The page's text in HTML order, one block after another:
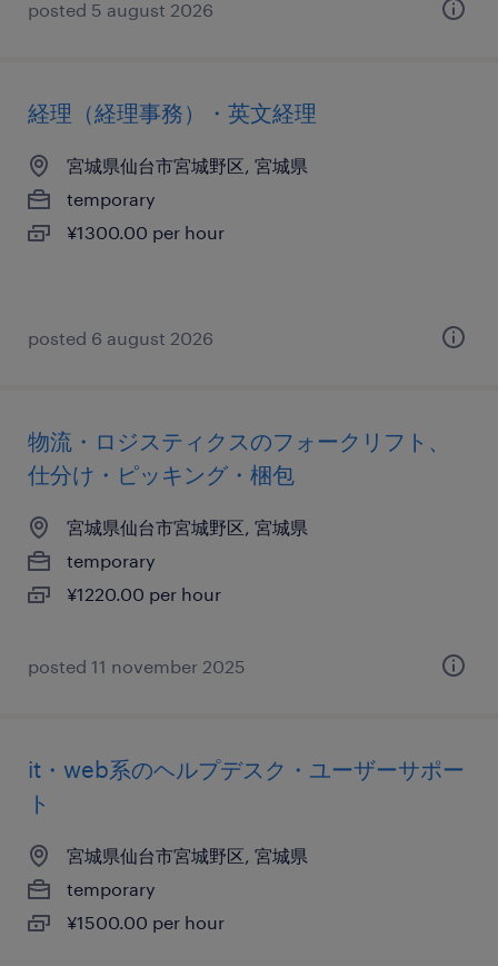
posted 5 august 2026
経理（経理事務）・英文経理
宮城県仙台市宮城野区, 宮城県
temporary
¥1300.00 per hour
posted 6 august 2026
物流・ロジスティクスのフォークリフト、
仕分け・ピッキング・梱包
宮城県仙台市宮城野区, 宮城県
temporary
¥1220.00 per hour
posted 11 november 2025
it・web系のヘルプデスク・ユーザーサポー
ト
宮城県仙台市宮城野区, 宮城県
temporary
¥1500.00 per hour